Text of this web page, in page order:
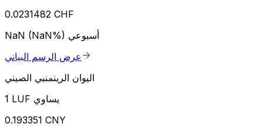
0.0231482 CHF
NaN (NaN%) أسبوعي
عرض الرسم البياني
اليوان الرينمنبي الصيني
1 LUF يساوي
0.193351 CNY